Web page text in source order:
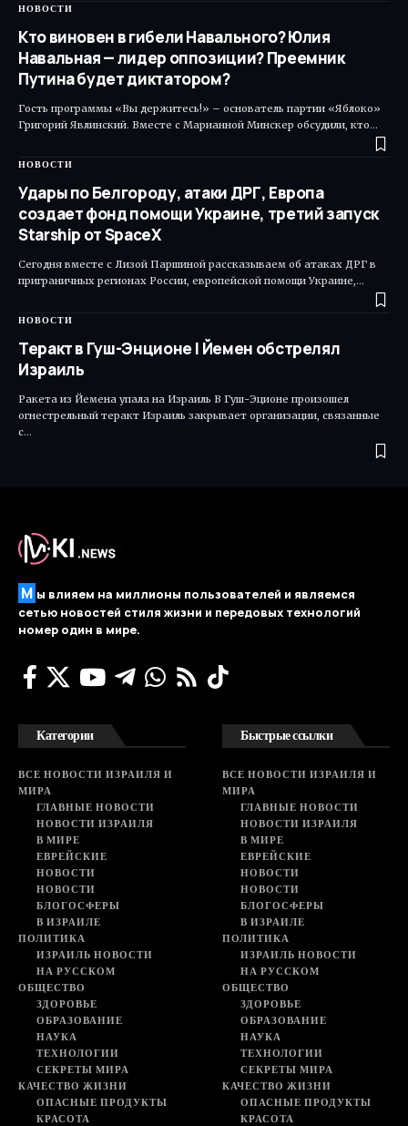
НОВОСТИ
Кто виновен в гибели Навального? Юлия
Навальная — лидер оппозиции? Преемник
Путина будет диктатором?
Гость программы «Вы держитесь!» – основатель партии «Яблоко»
Григорий Явлинский. Вместе с Марианной Минскер обсудили, кто…
НОВОСТИ
Удары по Белгороду, атаки ДРГ, Европа
создает фонд помощи Украине, третий запуск
Starship от SpaceX
Сегодня вместе с Лизой Паршиной рассказываем об атаках ДРГ в
приграничных регионах России, европейской помощи Украине,…
НОВОСТИ
Теракт в Гуш-Энционе | Йемен обстрелял
Израиль
Ракета из Йемена упала на Израиль В Гуш-Эционе произошел
огнестрельный теракт Израиль закрывает организации, связанные
с…
М ы влияем на миллионы пользователей и являемся
сетью новостей стиля жизни и передовых технологий
номер один в мире.
Категории
ВСЕ НОВОСТИ ИЗРАИЛЯ И
МИРА
ГЛАВНЫЕ НОВОСТИ
НОВОСТИ ИЗРАИЛЯ
В МИРЕ
ЕВРЕЙСКИЕ
НОВОСТИ
НОВОСТИ
БЛОГОСФЕРЫ
В ИЗРАИЛЕ
ПОЛИТИКА
ИЗРАИЛЬ НОВОСТИ
НА РУССКОМ
ОБЩЕСТВО
ЗДОРОВЬЕ
ОБРАЗОВАНИЕ
НАУКА
ТЕХНОЛОГИИ
СЕКРЕТЫ МИРА
КАЧЕСТВО ЖИЗНИ
ОПАСНЫЕ ПРОДУКТЫ
КРАСОТА
Быстрые ссылки
ВСЕ НОВОСТИ ИЗРАИЛЯ И
МИРА
ГЛАВНЫЕ НОВОСТИ
НОВОСТИ ИЗРАИЛЯ
В МИРЕ
ЕВРЕЙСКИЕ
НОВОСТИ
НОВОСТИ
БЛОГОСФЕРЫ
В ИЗРАИЛЕ
ПОЛИТИКА
ИЗРАИЛЬ НОВОСТИ
НА РУССКОМ
ОБЩЕСТВО
ЗДОРОВЬЕ
ОБРАЗОВАНИЕ
НАУКА
ТЕХНОЛОГИИ
СЕКРЕТЫ МИРА
КАЧЕСТВО ЖИЗНИ
ОПАСНЫЕ ПРОДУКТЫ
КРАСОТА